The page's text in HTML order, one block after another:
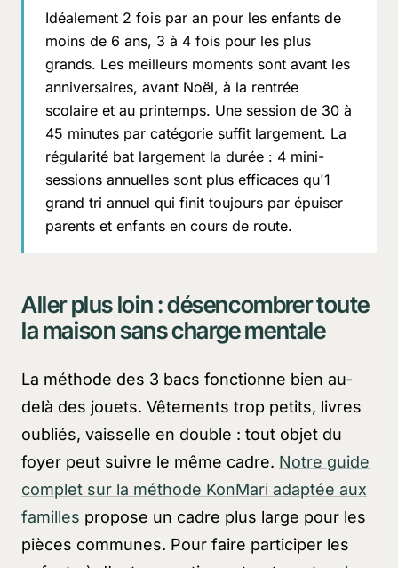
Idéalement 2 fois par an pour les enfants de
moins de 6 ans, 3 à 4 fois pour les plus
grands. Les meilleurs moments sont avant les
anniversaires, avant Noël, à la rentrée
scolaire et au printemps. Une session de 30 à
45 minutes par catégorie suffit largement. La
régularité bat largement la durée : 4 mini-
sessions annuelles sont plus efficaces qu'1
grand tri annuel qui finit toujours par épuiser
parents et enfants en cours de route.
Aller plus loin : désencombrer toute
la maison sans charge mentale
La méthode des 3 bacs fonctionne bien au-
delà des jouets. Vêtements trop petits, livres
oubliés, vaisselle en double : tout objet du
foyer peut suivre le même cadre. Notre guide
complet sur la méthode KonMari adaptée aux
familles propose un cadre plus large pour les
pièces communes. Pour faire participer les